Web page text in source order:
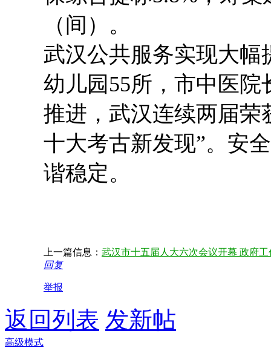
（间）。
武汉公共服务实现大
幼儿园55所，市中医
推进，武汉连续两届荣
十大考古新发现”。安
谐稳定。
上一篇信息： 武汉市十五届人大六次会议开幕 政府
回复
举报
返回列表 发新帖
高级模式